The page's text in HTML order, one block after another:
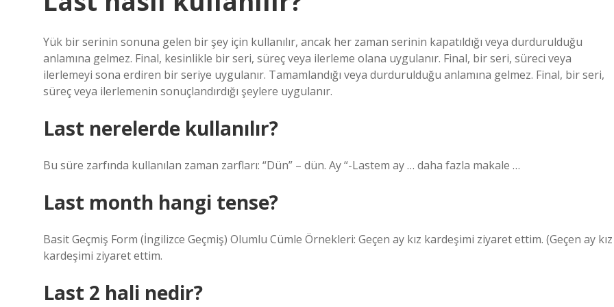
Yük bir serinin sonuna gelen bir şey için kullanılır, ancak her zaman serinin kapatıldığı veya durdurulduğu
anlamına gelmez. Final, kesinlikle bir seri, süreç veya ilerleme olana uygulanır. Final, bir seri, süreci veya
ilerlemeyi sona erdiren bir seriye uygulanır. Tamamlandığı veya durdurulduğu anlamına gelmez. Final, bir seri,
süreç veya ilerlemenin sonuçlandırdığı şeylere uygulanır.
Last nerelerde kullanılır?
Bu süre zarfında kullanılan zaman zarfları: “Dün” – dün. Ay “-Lastem ay … daha fazla makale …
Last month hangi tense?
Basit Geçmiş Form (İngilizce Geçmiş) Olumlu Cümle Örnekleri: Geçen ay kız kardeşimi ziyaret ettim. (Geçen ay kız
kardeşimi ziyaret ettim.
Last 2 hali nedir?